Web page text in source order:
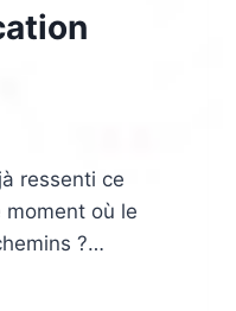
ressenti ce
où le
?…